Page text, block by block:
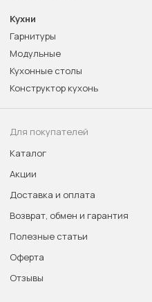
Кухни
Гарнитуры
Модульные
Кухонные столы
Конструктор кухонь
Для покупателей
Каталог
Акции
Доставка и оплата
Возврат, обмен и гарантия
Полезные статьи
Оферта
Отзывы